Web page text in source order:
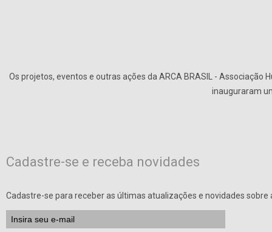
Os projetos, eventos e outras ações da ARCA BRASIL -
inauguraram
Cadastre-se e receba novidades
Cadastre-se para receber as últimas atualizações e novidades sobre